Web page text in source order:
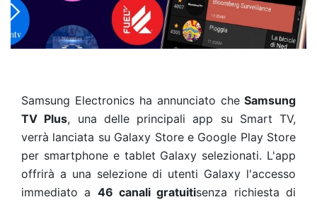
Samsung Electronics ha annunciato che Samsung
TV Plus, una delle principali app su Smart TV,
verrà lanciata su Galaxy Store e Google Play Store
per smartphone e tablet Galaxy selezionati. L'app
offrirà a una selezione di utenti Galaxy l'accesso
immediato a 46 canali gratuitisenza richiesta di